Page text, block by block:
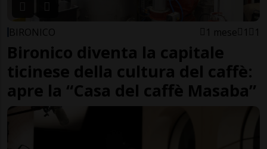
BIRONICO 1 mese 1 1
Bironico diventa la capitale
ticinese della cultura del caffè:
apre la “Casa del caffè Masaba”